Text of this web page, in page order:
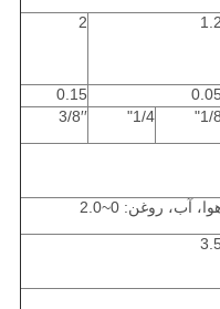
1.2
2
0.05
0.15
1/8"
1/4"
3/8′′
آب، روغن: 0~2.0
3.5